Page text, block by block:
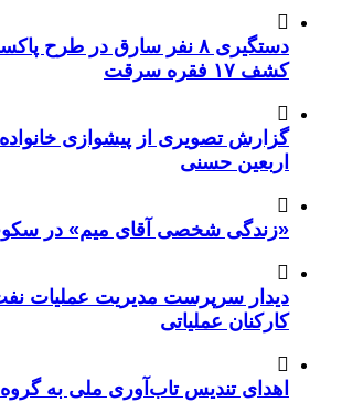
دستگیری ۸ نفر سارق در طرح
کشف ۱۷ فقره سرقت
گزارش تصویری از پیشوازی
اربعین حسنی
«زندگی شخصی آقای میم» در
دیدار سرپرست مدیریت عملیات
کارکنان عملیاتی
اهدای تندیس تاب‌آوری ملی به